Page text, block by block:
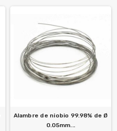
Alambre de niobio 99.98% de Ø
0.05mm...